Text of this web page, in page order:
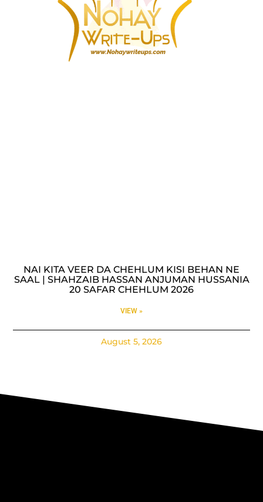
NAI KITA VEER DA CHEHLUM KISI BEHAN NE
SAAL | SHAHZAIB HASSAN ANJUMAN HUSSANIA
20 SAFAR CHEHLUM 2026
VIEW »
August 5, 2026